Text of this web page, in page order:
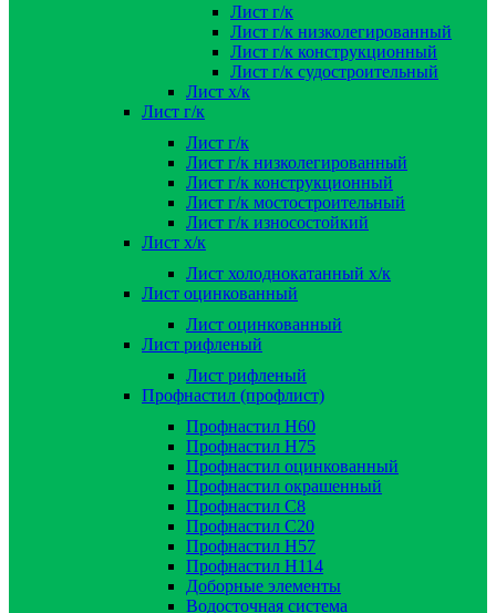
Лист г/к
Лист г/к низколегированный
Лист г/к конструкционный
Лист г/к судостроительный
Лист х/к
Лист г/к
Лист г/к
Лист г/к низколегированный
Лист г/к конструкционный
Лист г/к мостостроительный
Лист г/к износостойкий
Лист х/к
Лист холоднокатанный х/к
Лист оцинкованный
Лист оцинкованный
Лист рифленый
Лист рифленый
Профнастил (профлист)
Профнастил Н60
Профнастил Н75
Профнастил оцинкованный
Профнастил окрашенный
Профнастил С8
Профнастил С20
Профнастил Н57
Профнастил Н114
Доборные элементы
Водосточная система